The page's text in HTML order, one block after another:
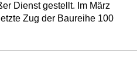
Dienst gestellt. Im März
Zug der Baureihe 100